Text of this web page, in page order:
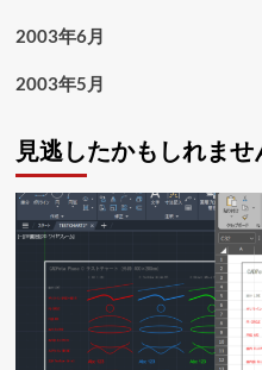
2003年6月
2003年5月
見逃したかもしれませ